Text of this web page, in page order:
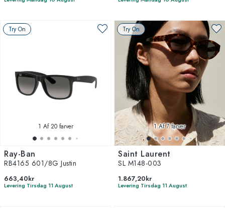
Try On
1 Af 20 farver
Ray-Ban
RB4165 601/8G Justin
663,40kr
Levering Tirsdag 11 August
Try On
1Af 7 farver
Saint Laurent
SL M148-003
1.867,20kr
Levering Tirsdag 11 August